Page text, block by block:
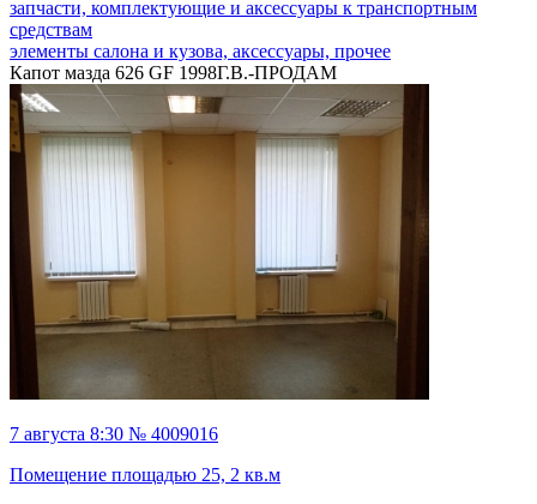
запчасти, комплектующие и аксессуары к транспортным
средствам
элементы салона и кузова, аксессуары, прочее
Капот мазда 626 GF 1998Г.В.-ПРОДАМ
7 августа 8:30 № 4009016
Помещение площадью 25, 2 кв.м